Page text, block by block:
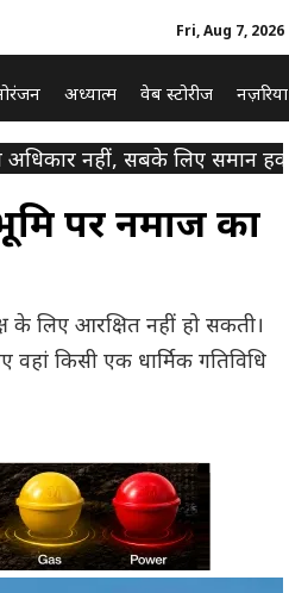
Fri, Aug 7, 2026
अध्यात्म वेब स्टोरीज नज़रिया
अधिकार नहीं, सबके लिए समान हक
पर नमाज का
के लिए आरक्षित नहीं हो सकती।
किसी एक धार्मिक गतिविधि